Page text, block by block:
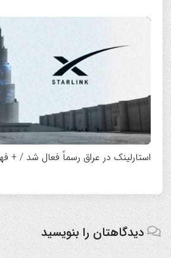
استارلینک در عراق رسماً فعال شد / +
دیدگاهتان را بنویسید